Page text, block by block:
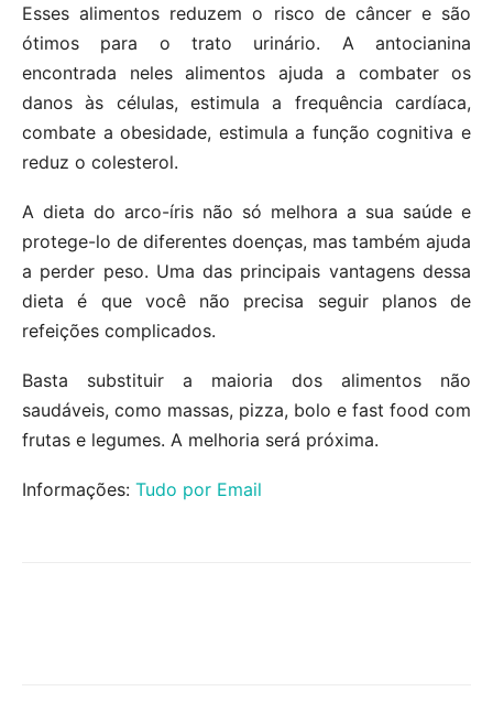
Esses alimentos reduzem o risco de câncer e são
ótimos para o trato urinário. A antocianina
encontrada neles alimentos ajuda a combater os
danos às células, estimula a frequência cardíaca,
combate a obesidade, estimula a função cognitiva e
reduz o colesterol.
A dieta do arco-íris não só melhora a sua saúde e
protege-lo de diferentes doenças, mas também ajuda
a perder peso. Uma das principais vantagens dessa
dieta é que você não precisa seguir planos de
refeições complicados.
Basta substituir a maioria dos alimentos não
saudáveis, como massas, pizza, bolo e fast food com
frutas e legumes. A melhoria será próxima.
Informações: Tudo por Email